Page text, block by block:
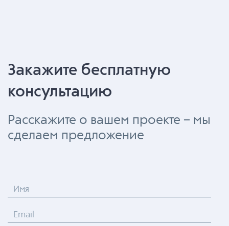
Закажите бесплатную
консультацию
Расскажите о вашем проекте – мы
сделаем предложение
Имя
Email